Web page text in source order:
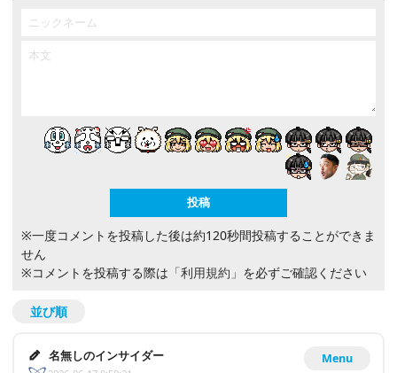
※一度コメントを投稿した後は約120秒間投稿することができま
せん
※コメントを投稿する際は 「利用規約」 を必ずご確認ください
並び順
Menu
名無しのインサイダー